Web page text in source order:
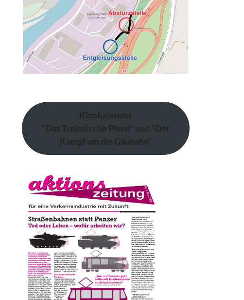
Kinokalender
"Das Trojanische Pferd" und "Der
Kampf um die Gäubahn"